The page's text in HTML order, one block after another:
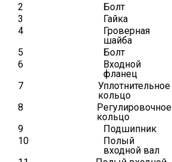
2
Болт
3
Гайка
4
Гроверная
шайба
5
Болт
6
Входной
фланец
7
Уплотнительное
кольцо
8
Регулировочное
кольцо
9
Подшипник
10
Полый
входной вал